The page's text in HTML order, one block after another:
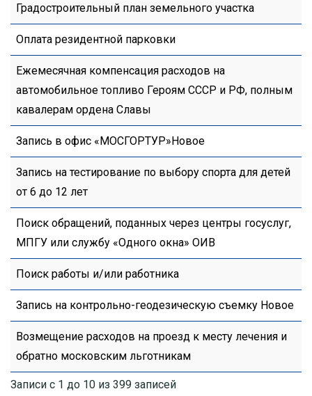
Градостроительный план земельного участка
Оплата резидентной парковки
Ежемесячная компенсация расходов на
автомобильное топливо Героям СССР и РФ, полным
кавалерам ордена Славы
Запись в офис «МОСГОРТУР»Новое
Запись на тестирование по выбору спорта для детей
от 6 до 12 лет
Поиск обращений, поданных через центры госуслуг,
МПГУ или службу «Одного окна» ОИВ
Поиск работы и/или работника
Запись на контрольно-геодезическую съемку Новое
Возмещение расходов на проезд к месту лечения и
обратно московским льготникам
Записи с 1 до 10 из 399 записей